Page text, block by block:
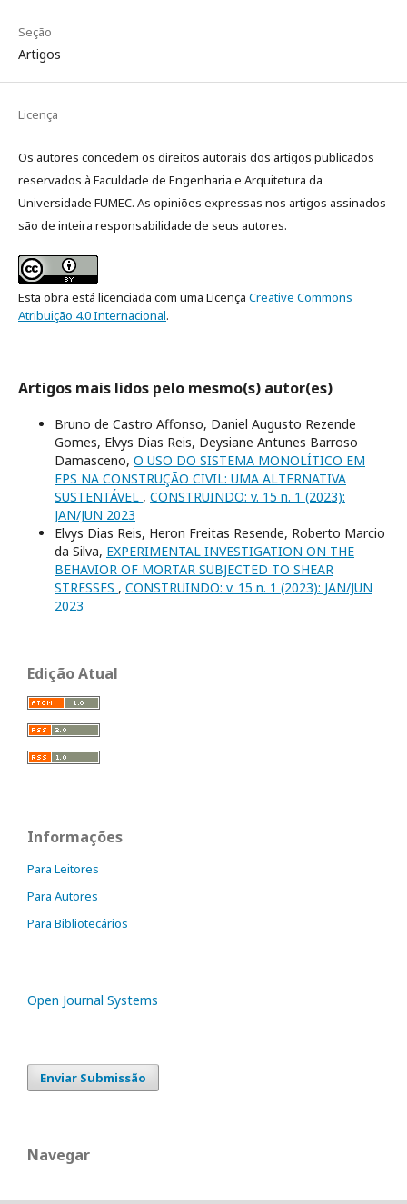
Seção
Artigos
Licença
Os autores concedem os direitos autorais dos artigos publicados
reservados à Faculdade de Engenharia e Arquitetura da
Universidade FUMEC. As opiniões expressas nos artigos assinados
são de inteira responsabilidade de seus autores.
Esta obra está licenciada com uma Licença Creative Commons
Atribuição 4.0 Internacional.
Artigos mais lidos pelo mesmo(s) autor(es)
Bruno de Castro Affonso, Daniel Augusto Rezende
Gomes, Elvys Dias Reis, Deysiane Antunes Barroso
Damasceno, O USO DO SISTEMA MONOLÍTICO EM
EPS NA CONSTRUÇÃO CIVIL: UMA ALTERNATIVA
SUSTENTÁVEL , CONSTRUINDO: v. 15 n. 1 (2023):
JAN/JUN 2023
Elvys Dias Reis, Heron Freitas Resende, Roberto Marcio
da Silva, EXPERIMENTAL INVESTIGATION ON THE
BEHAVIOR OF MORTAR SUBJECTED TO SHEAR
STRESSES , CONSTRUINDO: v. 15 n. 1 (2023): JAN/JUN
2023
Edição Atual
Informações
Para Leitores
Para Autores
Para Bibliotecários
Open Journal Systems
Enviar Submissão
Navegar